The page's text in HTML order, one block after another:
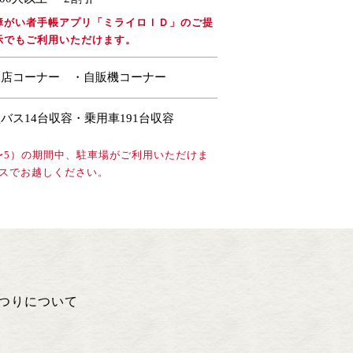
がい者手帳アプリ「ミライロＩＤ」のご提
でもご利用いただけます。
コーナー ・自販機コーナー
ス14台収容・乗用車191台収容
）の期間中、駐車場がご利用いただけま
でお越しください。
りについて